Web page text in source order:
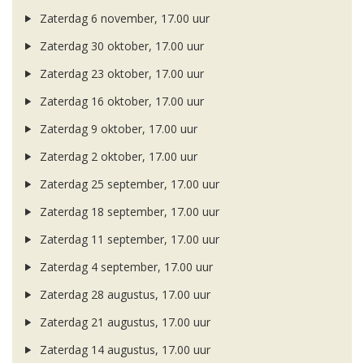
Zaterdag 6 november, 17.00 uur
Zaterdag 30 oktober, 17.00 uur
Zaterdag 23 oktober, 17.00 uur
Zaterdag 16 oktober, 17.00 uur
Zaterdag 9 oktober, 17.00 uur
Zaterdag 2 oktober, 17.00 uur
Zaterdag 25 september, 17.00 uur
Zaterdag 18 september, 17.00 uur
Zaterdag 11 september, 17.00 uur
Zaterdag 4 september, 17.00 uur
Zaterdag 28 augustus, 17.00 uur
Zaterdag 21 augustus, 17.00 uur
Zaterdag 14 augustus, 17.00 uur